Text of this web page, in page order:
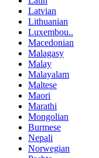
Latvian
Lithuanian
Luxembou..
Macedonian
Malagasy
Malay
Malayalam
Maltese
Maori
Marathi
Mongolian
Burmese
Nepali
Norwegian